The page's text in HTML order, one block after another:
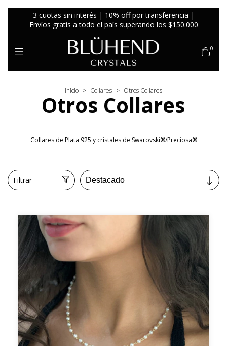
3 cuotas sin interés | 10% off por transferencia |
Envíos gratis a todo el país superando los $150.000
0
Inicio > Collares > Otros Collares
Otros Collares
Collares de Plata 925 y cristales de Swarovski®/Preciosa®
Filtrar